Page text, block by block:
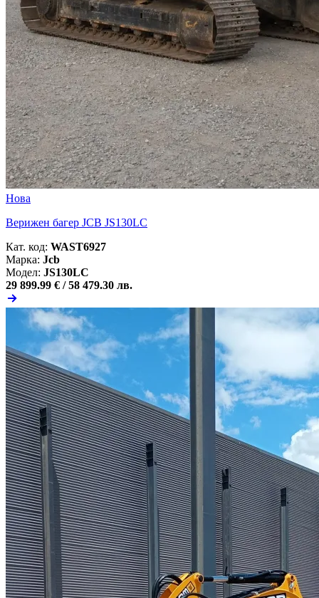
Нова
Верижен багер JCB JS130LC
Кат. код: WAST6927
Марка: Jcb
Модел: JS130LC
29 899.99 € / 58 479.30 лв.